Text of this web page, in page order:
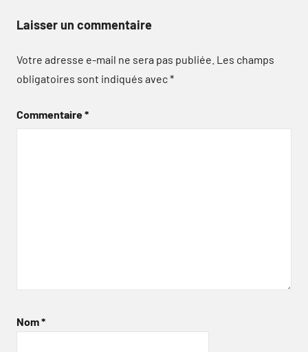
Laisser un commentaire
Votre adresse e-mail ne sera pas publiée. Les champs
obligatoires sont indiqués avec*
Commentaire*
Nom*